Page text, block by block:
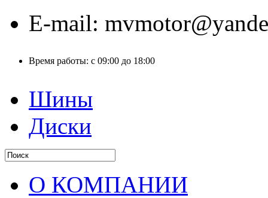
E-mail:
Время работы: с 09:00 до 18:00
Шины
Диски
О КОМПАНИИ